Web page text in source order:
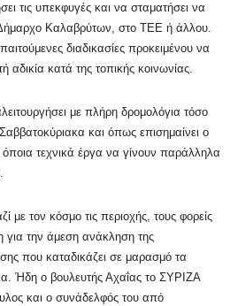
τις υπεκφυγές και να σταματήσει να
Καλαβρύτων, στο ΤΕΕ ή άλλου.
διαδικασίες προκειμένου να
αδικία κατά της τοπικής κοινωνίας.
με πλήρη δρομολόγια τόσο
και όπως επισημαίνει ο
τεχνικά έργα να γίνουν παράλληλα
τον κόσμο τις περιοχής, τους φορείς
για την άμεση ανάκληση της
που καταδικάζει σε μαρασμό τα
Ήδη ο βουλευτής Αχαΐας το ΣΥΡΙΖΑ
και ο συνάδελφός του από